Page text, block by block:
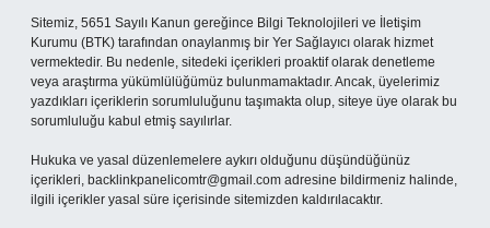
Sitemiz, 5651 Sayılı Kanun gereğince Bilgi Teknolojileri ve İletişim
Kurumu (BTK) tarafından onaylanmış bir Yer Sağlayıcı olarak hizmet
vermektedir. Bu nedenle, sitedeki içerikleri proaktif olarak denetleme
veya araştırma yükümlülüğümüz bulunmamaktadır. Ancak, üyelerimiz
yazdıkları içeriklerin sorumluluğunu taşımakta olup, siteye üye olarak bu
sorumluluğu kabul etmiş sayılırlar.
Hukuka ve yasal düzenlemelere aykırı olduğunu düşündüğünüz
içerikleri, backlinkpanelicomtr@gmail.com adresine bildirmeniz halinde,
ilgili içerikler yasal süre içerisinde sitemizden kaldırılacaktır.